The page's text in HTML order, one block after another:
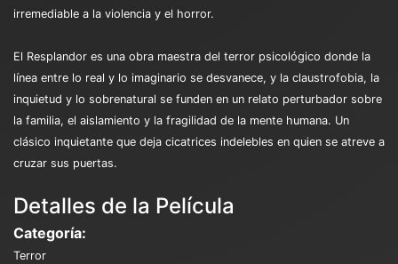
irremediable a la violencia y el horror.
El Resplandor es una obra maestra del terror psicológico donde la
línea entre lo real y lo imaginario se desvanece, y la claustrofobia, la
inquietud y lo sobrenatural se funden en un relato perturbador sobre
la familia, el aislamiento y la fragilidad de la mente humana. Un
clásico inquietante que deja cicatrices indelebles en quien se atreve a
cruzar sus puertas.
Detalles de la Película
Categoría:
Terror